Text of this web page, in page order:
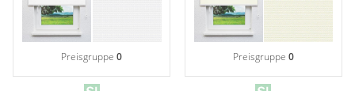
Preisgruppe0 Preisgruppe 0